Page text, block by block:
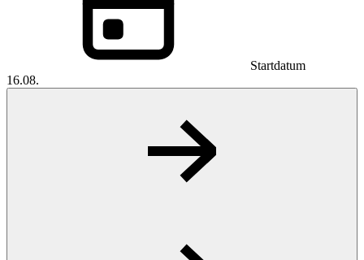
Startdatum
16.08.